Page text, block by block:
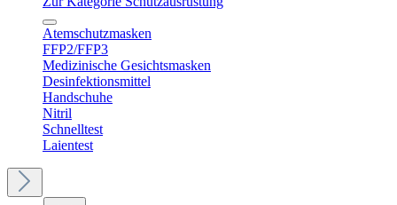
Atemschutzmasken
FFP2/FFP3
Medizinische Gesichtsmasken
Desinfektionsmittel
Handschuhe
Nitril
Schnelltest
Laientest